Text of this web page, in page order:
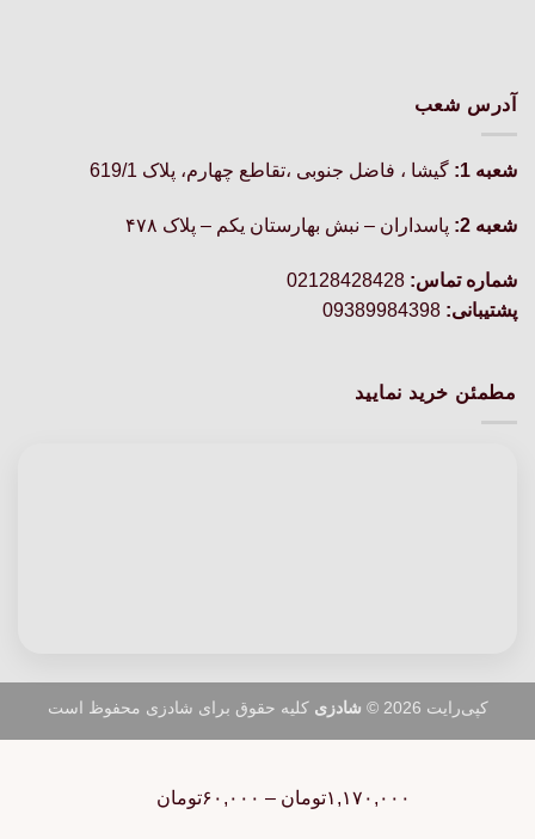
آدرس شعب
شعبه 1: گيشا ، فاضل جنوبی ،تقاطع چهارم، پلاک 619/1
شعبه 2: پاسداران – نبش بهارستان یکم – پلاک ۴۷۸
شماره تماس:
پشتیبانی:
مطمئن خرید نمایید
کپی‌رایت 2026 © شادزی کلیه حقوق برای شادزی محفوظ است
۱,۱۷۰,۰۰۰تومان – ۶۰,۰۰۰تومان